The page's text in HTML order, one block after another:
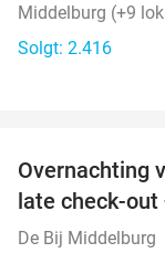
Middelburg (+9
Solgt: 2.416
Overnachting
late check-
De Bij Middelburg